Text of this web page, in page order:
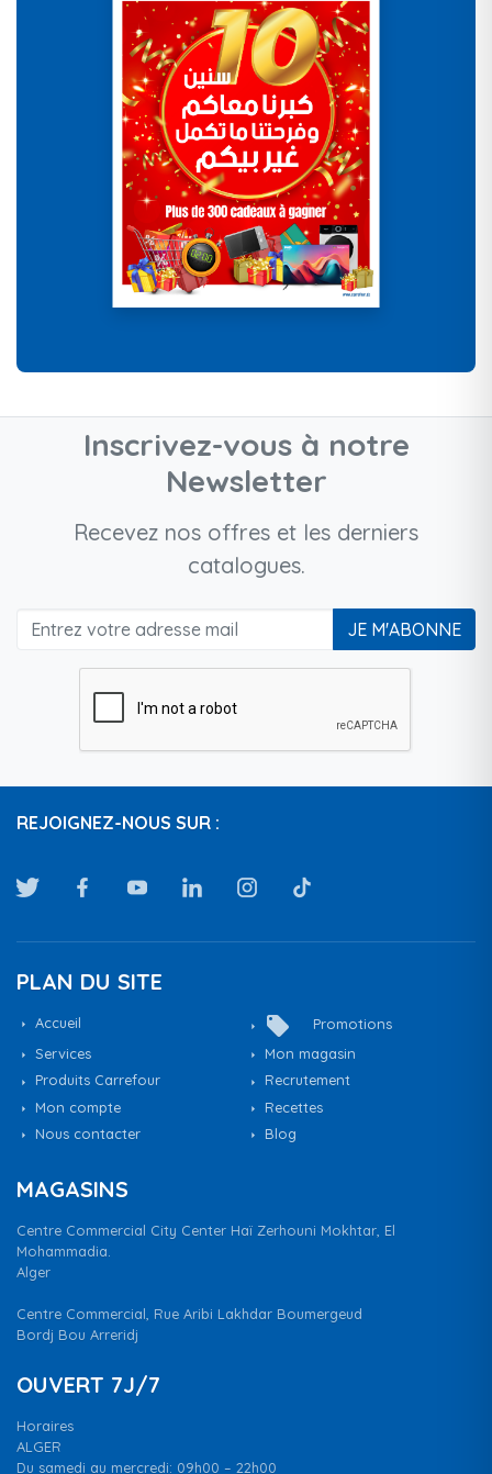
Inscrivez-vous à notre
Newsletter
Recevez nos offres et les derniers
catalogues.
JE M'ABONNE
REJOIGNEZ-NOUS SUR :
PLAN DU SITE
Accueil local_offer
Promotions
Services
Mon magasin
Produits Carrefour
Recrutement
Mon compte
Recettes
Nous contacter
Blog
MAGASINS
Centre Commercial City Center Haï Zerhouni Mokhtar, El
Mohammadia.
Alger
Centre Commercial, Rue Aribi Lakhdar Boumergeud
Bordj Bou Arreridj
OUVERT 7J/7
Horaires
ALGER
Du samedi au mercredi: 09h00 – 22h00